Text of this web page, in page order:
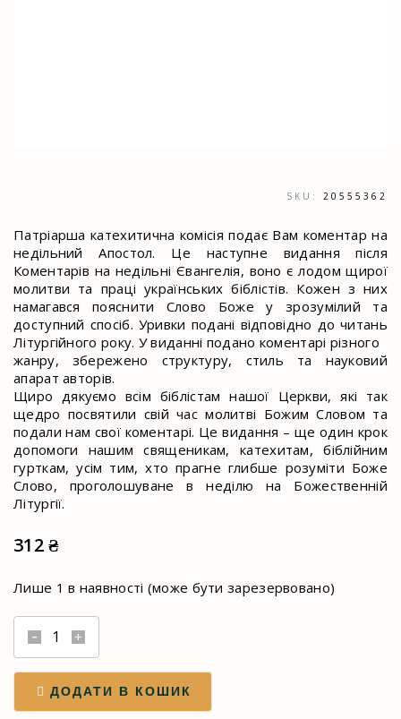
SKU: 20555362
Патріарша катехитична комісія подає Вам коментар на
недільний Апостол. Це наступне видання після
Коментарів на недільні Євангелія, воно є лодом щирої
молитви та праці українських біблістів. Кожен з них
намагався пояснити Слово Боже у зрозумілий та
доступний спосіб. Уривки подані відповідно до читань
Літургійного року. У виданні подано коментарі різного
жанру, збережено структуру, стиль та науковий
апарат авторів.
Щиро дякуємо всім біблістам нашої Церкви, які так
щедро посвятили свій час молитві Божим Словом та
подали нам свої коментарі. Це видання – ще один крок
допомоги нашим священикам, катехитам, біблійним
гурткам, усім тим, хто прагне глибше розуміти Боже
Слово, проголошуване в неділю на Божественній
Літургії.
312₴
Лише 1 в наявності (може бути зарезервовано)
Коментарі
до
Апостола
ДОДАТИ В КОШИК